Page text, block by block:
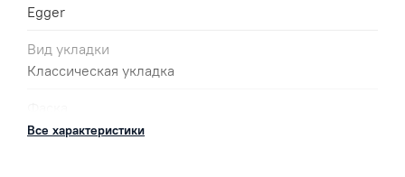
Egger
Вид укладки
Классическая укладка
без фаски
Все характеристики